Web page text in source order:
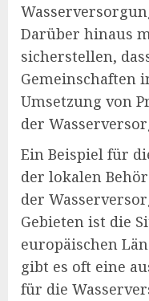
Darüber hinaus
sicherstellen,
Gemeinschaften
Umsetzung von
der
Ein Beispiel für
der lokalen
der
Gebieten ist die
europäischen
gibt es oft eine
für die